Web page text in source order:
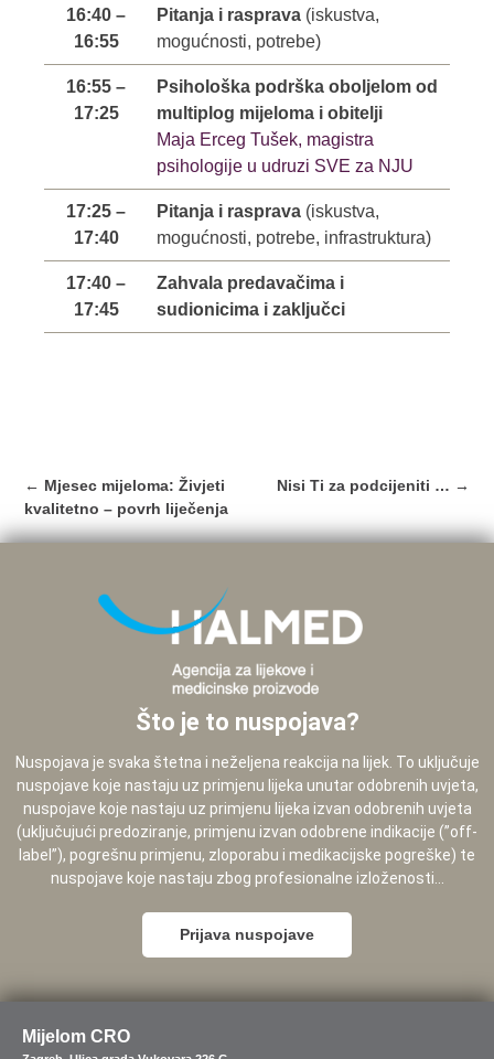
16:40 –
16:55
Pitanja i rasprava (iskustva,
mogućnosti, potrebe)
16:55 –
17:25
Psihološka podrška oboljelom od
multiplog mijeloma i obitelji
Maja Erceg Tušek, magistra
psihologije u udruzi SVE za NJU
17:25 –
17:40
Pitanja i rasprava (iskustva,
mogućnosti, potrebe, infrastruktura)
17:40 –
17:45
Zahvala predavačima i
sudionicima i zaključci
Post
navigation
← Mjesec mijeloma: Živjeti
kvalitetno – povrh liječenja
Nisi Ti za podcijeniti … →
Što je to nuspojava?
Nuspojava je svaka štetna i neželjena reakcija na lijek. To uključuje
nuspojave koje nastaju uz primjenu lijeka unutar odobrenih uvjeta,
nuspojave koje nastaju uz primjenu lijeka izvan odobrenih uvjeta
(uključujući predoziranje, primjenu izvan odobrene indikacije (”off-
label”), pogrešnu primjenu, zloporabu i medikacijske pogreške) te
nuspojave koje nastaju zbog profesionalne izloženosti...
Prijava nuspojave
Mijelom CRO